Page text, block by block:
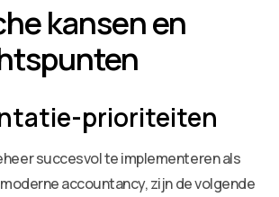
kansen en
prioriteiten
succesvol te implementeren als
accountancy, zijn de volgende